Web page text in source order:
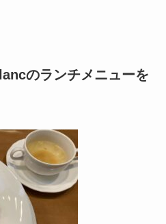
のランチメニューを